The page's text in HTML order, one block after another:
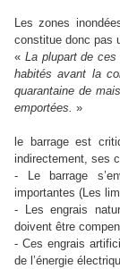
Les zones
constitue donc pas
« La plupart de
habités avant la
quarantaine de
emportées. »
le barrage est
indirectement, ses
- Le barrage
importantes (Les
- Les engrais
doivent être
- Ces engrais
de l’énergie